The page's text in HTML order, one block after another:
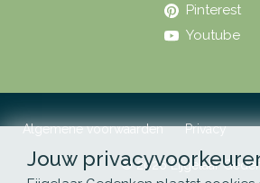
Pinterest
Youtube
Algemene voorwaarden Privacy
© 2026 Eijgelaar
Jouw